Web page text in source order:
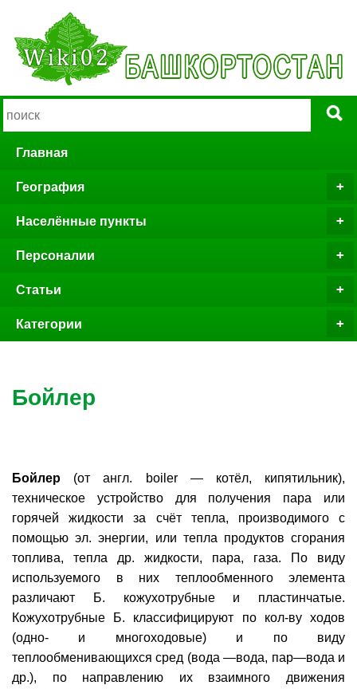
Главная
География
Населённые пункты
Персоналии
Статьи
Категории
Бойлер
Бойлер (от англ. boiler — котёл, кипятильник),
техническое устройство для получения пара или
горячей жидкости за счёт тепла, производимого с
помощью эл. энергии, или тепла продуктов сгорания
топлива, тепла др. жидкости, пара, газа. По виду
используемого в них теплообменного элемента
различают Б. кожухотрубные и пластинчатые.
Кожухотрубные Б. классифицируют по кол-ву ходов
(одно- и многоходовые) и по виду
теплообменивающихся сред (вода —вода, пар—вода и
др.), по направлению их взаимного движения